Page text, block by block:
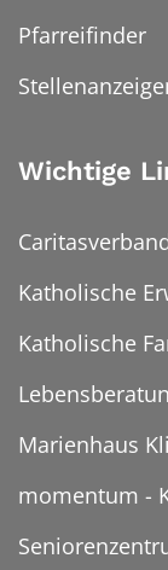
Pfarreifinder
Wichtige
Katholische
Katholische
Marienhaus
momentum -